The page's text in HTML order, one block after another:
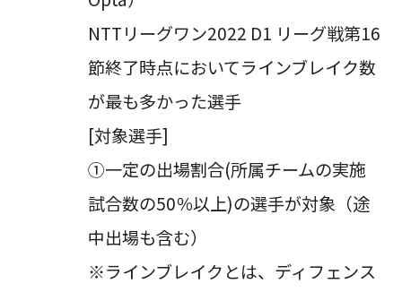
NTTリーグワン2022 D1 リーグ戦第16
節終了時点においてラインブレイク数
が最も多かった選手
[対象選手]
➀一定の出場割合(所属チームの実施
試合数の50％以上)の選手が対象（途
中出場も含む）
※ラインブレイクとは、ディフェンス